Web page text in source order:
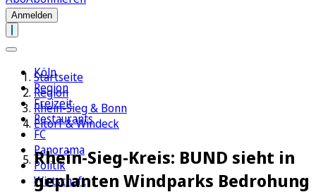
Anmelden
Köln
Region
Freizeit
Restaurants
FC
Panorama
Politik
Wirtschaft
Startseite
Region
Rhein-Sieg & Bonn
Eitorf & Windeck
Rhein-Sieg-Kreis: BUND sieht in
geplanten Windparks Bedrohung